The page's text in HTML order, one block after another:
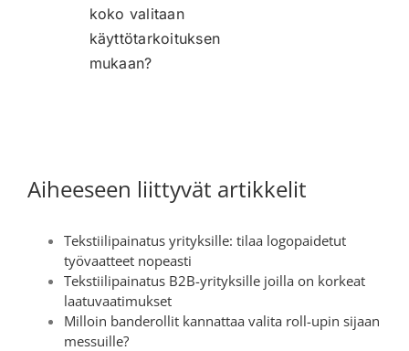
koko valitaan
käyttötarkoituksen
mukaan?
Aiheeseen liittyvät artikkelit
Tekstiilipainatus yrityksille: tilaa logopaidetut
työvaatteet nopeasti
Tekstiilipainatus B2B-yrityksille joilla on korkeat
laatuvaatimukset
Milloin banderollit kannattaa valita roll-upin sijaan
messuille?